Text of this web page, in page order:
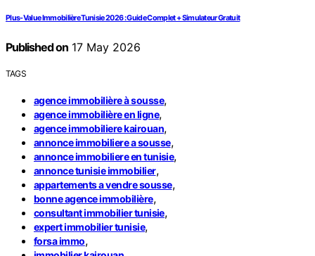
Plus-Value Immobilière Tunisie 2026 : Guide Complet + Simulateur Gratuit
Published on17 May 2026
TAGS
agence immobilière à sousse,
agence immobilière en ligne,
agence immobiliere kairouan,
annonce immobiliere a sousse,
annonce immobiliere en tunisie,
annonce tunisie immobilier,
appartements a vendre sousse,
bonne agence immobilière,
consultant immobilier tunisie,
expert immobilier tunisie,
forsa immo,